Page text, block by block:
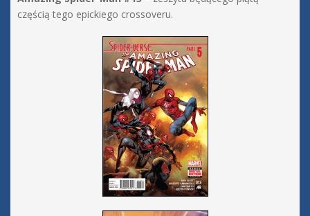
częścią tego epickiego crossoveru.